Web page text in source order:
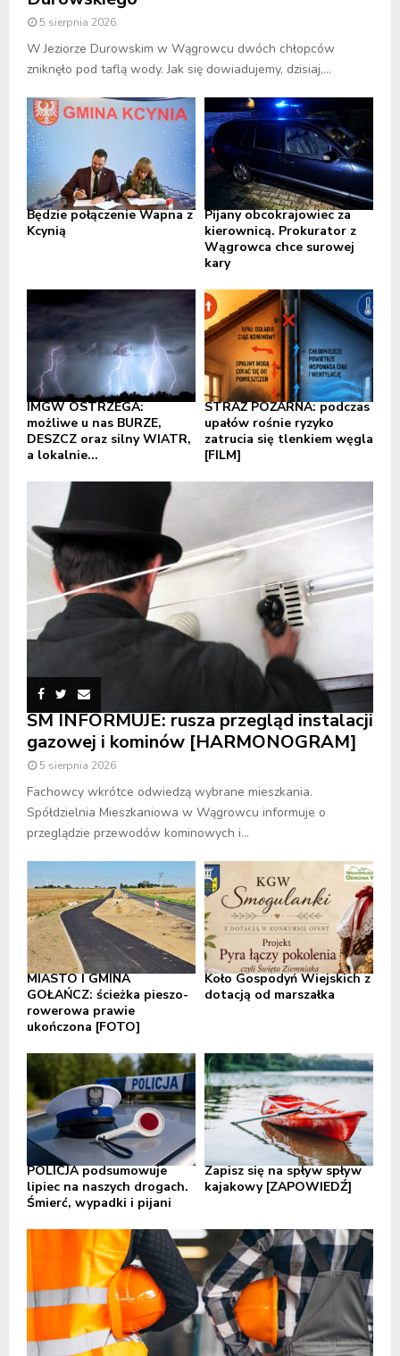
5 sierpnia 2026
W Jeziorze Durowskim w Wągrowcu dwóch chłopców
zniknęło pod taflą wody. Jak się dowiadujemy, dzisiaj,...
Będzie połączenie Wapna z
Kcynią
Pijany obcokrajowiec za
kierownicą. Prokurator z
Wągrowca chce surowej
kary
IMGW OSTRZEGA:
możliwe u nas BURZE,
DESZCZ oraz silny WIATR,
a lokalnie...
STRAŻ POŻARNA: podczas
upałów rośnie ryzyko
zatrucia się tlenkiem węgla
[FILM]
SM INFORMUJE: rusza przegląd instalacji
gazowej i kominów [HARMONOGRAM]
5 sierpnia 2026
Fachowcy wkrótce odwiedzą wybrane mieszkania.
Spółdzielnia Mieszkaniowa w Wągrowcu informuje o
przeglądzie przewodów kominowych i...
MIASTO I GMINA
GOŁAŃCZ: ścieżka pieszo-
rowerowa prawie
ukończona [FOTO]
Koło Gospodyń Wiejskich z
dotacją od marszałka
POLICJA podsumowuje
lipiec na naszych drogach.
Śmierć, wypadki i pijani
Zapisz się na spływ spływ
kajakowy [ZAPOWIEDŹ]